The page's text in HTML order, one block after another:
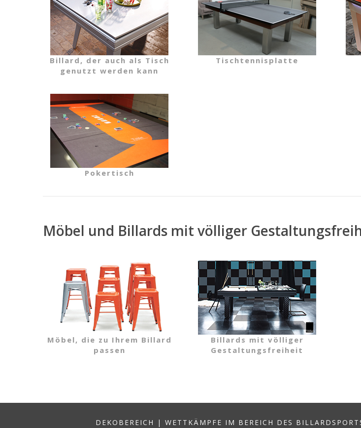
Billard, der auch als Tisch
genutzt werden kann
Tischtennisplatte
Pokertisch
Möbel und Billards mit völliger
Möbel, die zu Ihrem Billard
passen
Billards mit völliger
Gestaltungsfreiheit
DEKOBEREICH | WETTKÄMPFE IM BEREICH DES